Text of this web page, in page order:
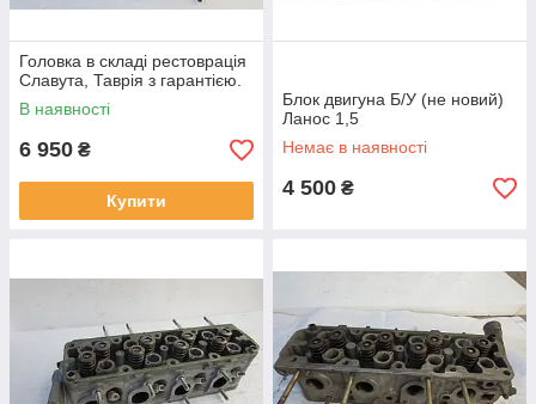
Головка в складі рестоврація
Славута, Таврія з гарантією.
В наявності
6 950 ₴
Купити
Блок двигуна Б/У (не новий)
Ланос 1,5
Немає в наявності
4 500 ₴